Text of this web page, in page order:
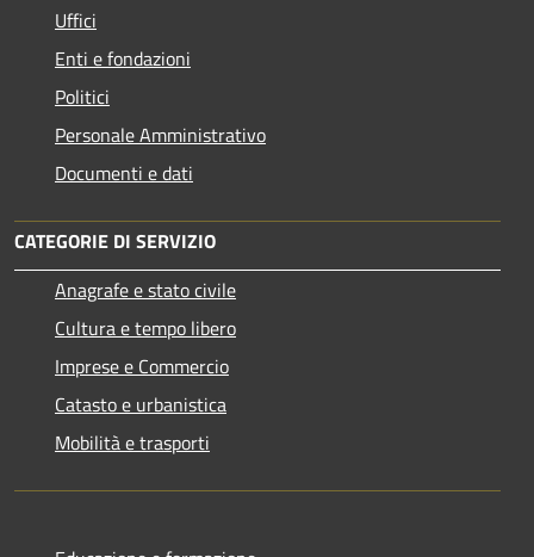
Uffici
Enti e fondazioni
Politici
Personale Amministrativo
Documenti e dati
CATEGORIE DI SERVIZIO
Anagrafe e stato civile
Cultura e tempo libero
Imprese e Commercio
Catasto e urbanistica
Mobilità e trasporti